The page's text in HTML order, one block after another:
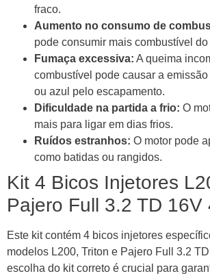
fraco.
Aumento no consumo de
pode consumir mais combustível
Fumaça excessiva: A queima
combustível pode causar a
ou azul pelo escapamento.
Dificuldade na partida a frio: O
mais para ligar em dias frios.
Ruídos estranhos: O motor pode
como batidas ou rangidos.
Kit 4 Bicos Injetores
Pajero Full 3.2 TD 16V
Este kit contém 4 bicos injetores
modelos L200, Triton e Pajero Full 3.2
escolha do kit correto é crucial para